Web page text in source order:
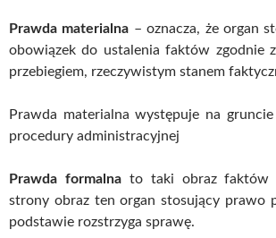
Prawda materialna – oznacza, że organ
obowiązek do ustalenia faktów zgodnie
przebiegiem, rzeczywistym stanem
Prawda materialna występuje na
procedury administracyjnej
Prawda formalnato taki obraz faktów
strony obraz ten organ stosujący prawo
podstawie rozstrzyga sprawę.